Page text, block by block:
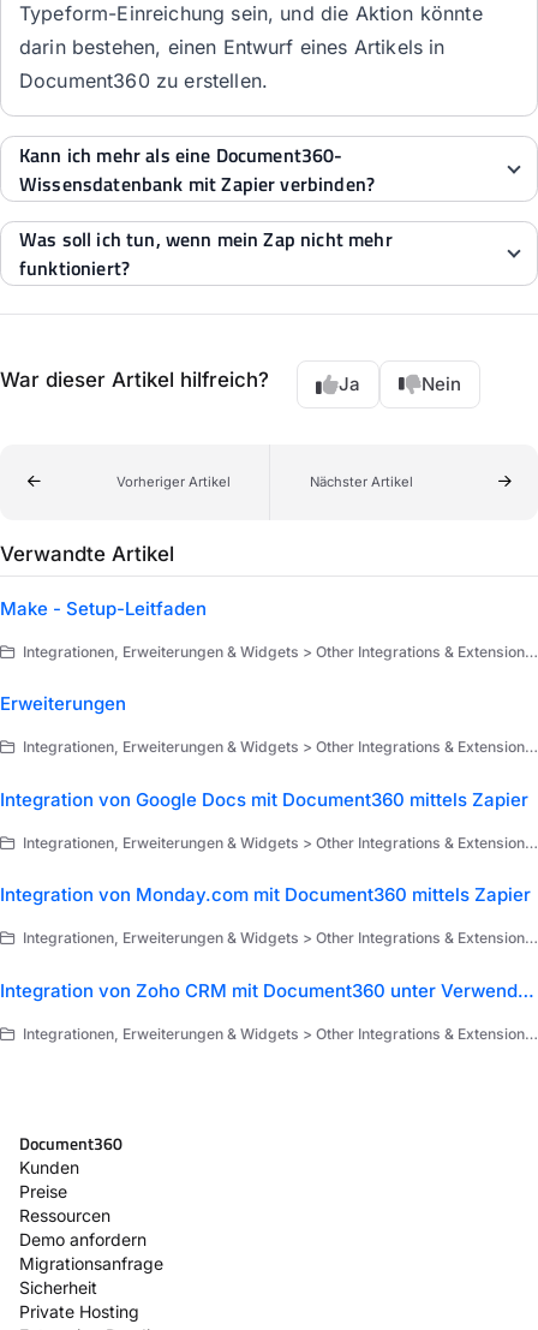
Typeform-Einreichung sein, und die Aktion könnte
darin bestehen, einen Entwurf eines Artikels in
Document360 zu erstellen.
Kann ich mehr als eine Document360-
Wissensdatenbank mit Zapier verbinden?
Was soll ich tun, wenn mein Zap nicht mehr
funktioniert?
War dieser Artikel hilfreich? Ja Nein
Vorheriger Artikel Nächster Artikel
Verwandte Artikel
Make - Setup-Leitfaden
Integrationen, Erweiterungen & Widgets > Other Integrations & Extensions > Erweiterungen > Make
Erweiterungen
Integrationen, Erweiterungen & Widgets > Other Integrations & Extensions > Erweiterungen
Integration von Google Docs mit Document360 mittels Zapier
Integrationen, Erweiterungen & Widgets > Other Integrations & Extensions > Erweiterungen > Zapier > Use cases of Zapier
Integration von Monday.com mit Document360 mittels Zapier
Integrationen, Erweiterungen & Widgets > Other Integrations & Extensions > Erweiterungen > Zapier > Use cases of Zapier
Integration von Zoho CRM mit Document360 unter Verwendung von Zapier
Integrationen, Erweiterungen & Widgets > Other Integrations & Extensions > Erweiterungen > Zapier > Use cases of Zapier
Document360
Kunden
Preise
Ressourcen
Demo anfordern
Migrationsanfrage
Sicherheit
Private Hosting